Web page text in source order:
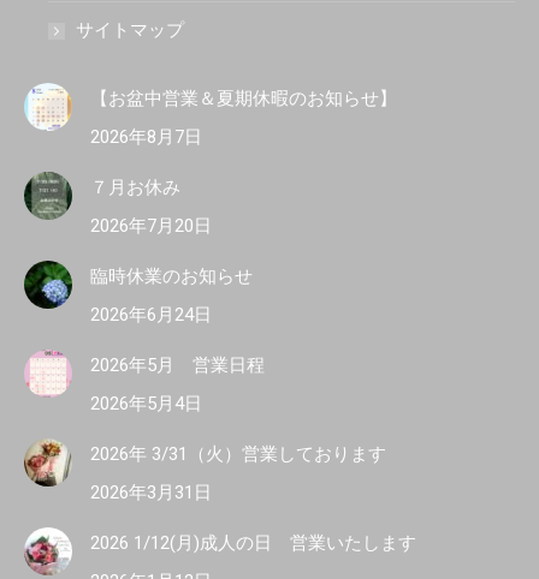
サイトマップ
【お盆中営業＆夏期休暇のお知らせ】
2026年8月7日
７月お休み
2026年7月20日
臨時休業のお知らせ
2026年6月24日
2026年5月 営業日程
2026年5月4日
2026年 3/31（火）営業しております
2026年3月31日
2026 1/12(月)成人の日 営業いたします